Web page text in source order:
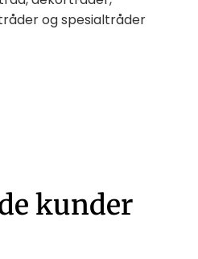
og spesialtråder
kunder